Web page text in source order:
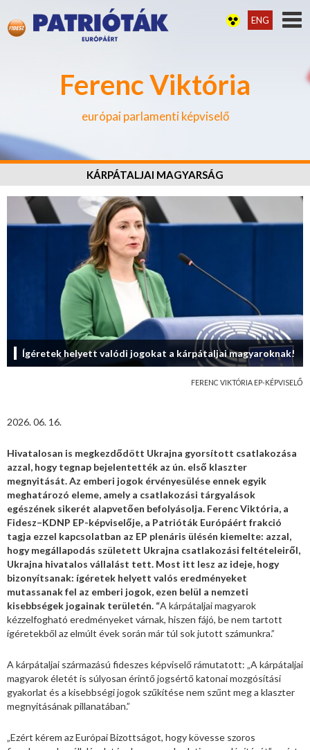
Ferenc Viktória
európai parlamenti képviselő
ENG
KÁRPÁTALJAI MAGYARSÁG
FERENC VIKTÓRIA EP-KÉPVISELŐ
Ígéretek helyett valódi jogokat a kárpátaljai magyaroknak!
2026. 06. 16.
Hivatalosan is megkezdődött Ukrajna gyorsított csatlakozása
azzal, hogy tegnap bejelentették az ún. első klaszter
megnyitását. Az emberi jogok érvényesülése ennek egyik
meghatározó eleme, amely a csatlakozási tárgyalások
egészének sikerét alapvetően befolyásolja. Ferenc Viktória, a
Fidesz–KDNP EP-képviselője, a Patrióták Európáért frakció
tagja ezzel kapcsolatban az EP plenáris ülésén kiemelte: azzal,
hogy megállapodás született Ukrajna csatlakozási feltételeiről,
Ukrajna hivatalos vállalást tett. Most itt lesz az ideje, hogy
bizonyítsanak: ígéretek helyett valós eredményeket
mutassanak fel az emberi jogok, ezen belül a nemzeti
kisebbségek jogainak területén. “A kárpátaljai magyarok
kézzelfogható eredményeket várnak, hiszen fájó, be nem tartott
ígéretekből az elmúlt évek során már túl sok jutott számunkra.”
A kárpátaljai származású fideszes képviselő rámutatott: „A kárpátaljai
magyarok életét is súlyosan érintő jogsértő katonai mozgósítási
gyakorlat és a kisebbségi jogok szűkítése nem szűnt meg a klaszter
megnyitásának pillanatában.”
„Ezért kérem az Európai Bizottságot, hogy kövesse szoros